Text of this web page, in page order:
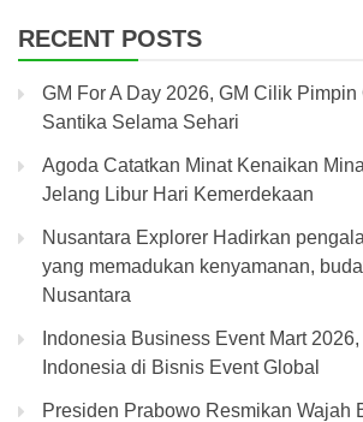
RECENT POSTS
GM For A Day 2026, GM Cilik Pimpin
Santika Selama Sehari
Agoda Catatkan Minat Kenaikan
Jelang Libur Hari Kemerdekaan
Nusantara Explorer Hadirkan
yang memadukan kenyamanan,
Nusantara
Indonesia Business Event Mart
Indonesia di Bisnis Event Global
Presiden Prabowo Resmikan Wajah